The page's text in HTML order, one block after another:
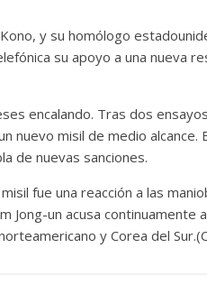
y su homólogo
su apoyo a una nueva
encalando. Tras dos
nuevo misil de medio
de nuevas sanciones.
fue una reacción a las
Jong-un acusa
y Corea del